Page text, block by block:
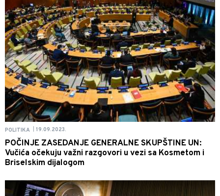
POLITIKA 19.09.2023.
POČINJE ZASEDANJE GENERALNE SKUPŠTINE UN:
Vučića očekuju važni razgovori u vezi sa Kosmetom i
Briselskim dijalogom